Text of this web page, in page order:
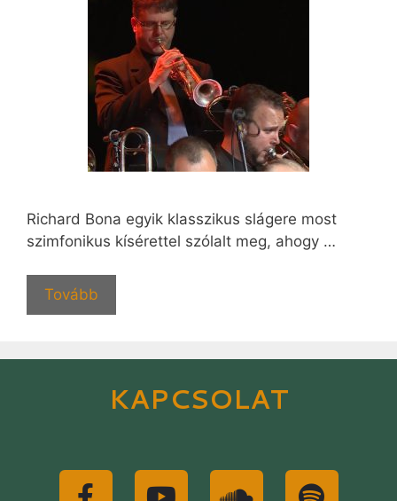
Richard Bona egyik klasszikus slágere most
szimfonikus kísérettel szólalt meg, ahogy …
Tovább
KAPCSOLAT